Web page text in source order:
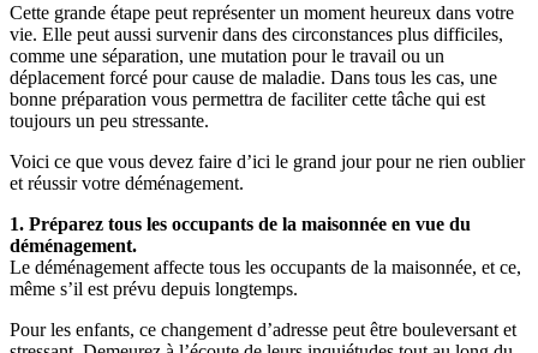
Cette grande étape peut représenter un moment heureux dans votre
vie. Elle peut aussi survenir dans des circonstances plus difficiles,
comme une séparation, une mutation pour le travail ou un
déplacement forcé pour cause de maladie. Dans tous les cas, une
bonne préparation vous permettra de faciliter cette tâche qui est
toujours un peu stressante.
Voici ce que vous devez faire d’ici le grand jour pour ne rien oublier
et réussir votre déménagement.
1. Préparez tous les occupants de la maisonnée en vue du
déménagement.
Le déménagement affecte tous les occupants de la maisonnée, et ce,
même s’il est prévu depuis longtemps.
Pour les enfants, ce changement d’adresse peut être bouleversant et